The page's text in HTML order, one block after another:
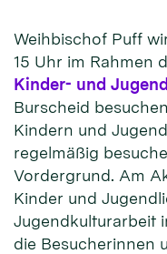
Weihbischof Puff
15 Uhr im Rahmen
Kinder- und
Burscheid
Kindern und
regelmäßig
Vordergrund. Am
Kinder und
Jugendkulturarbeit
die Besucherinnen